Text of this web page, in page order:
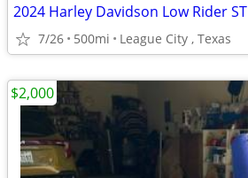
2024 Harley Davidson Low Rider ST
7/26 500mi League City , Texas
$2,000